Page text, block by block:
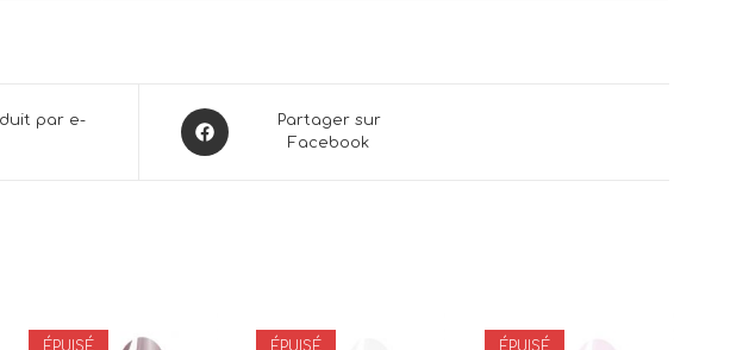
par e-
Opens
in
Partager sur
Facebook
ÉPUISÉ ÉPUISÉ ÉPUISÉ